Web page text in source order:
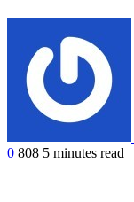
0 808 5 minutes read